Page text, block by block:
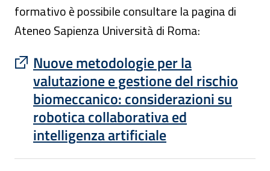
formativo è possibile consultare la pagina di
Ateneo Sapienza Università di Roma:
Nuove metodologie per la
valutazione e gestione del rischio
biomeccanico: considerazioni su
robotica collaborativa ed
intelligenza artificiale
: apre un sito esterno in una nuova